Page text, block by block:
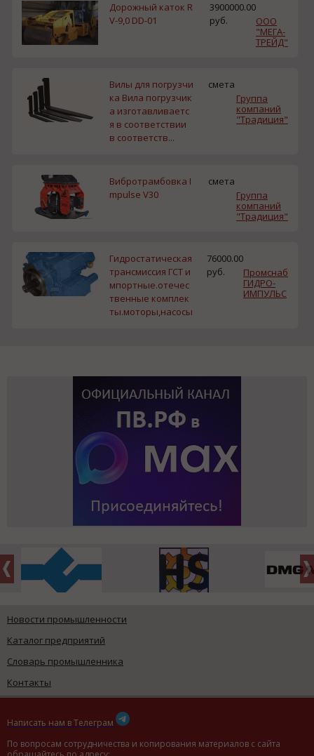
Дорожный каток R
V-9,0 DD-01
3900000.00
руб.
ООО
"МЕГА-
ТРЕЙД"
Вилы для погрузчи
ка Вила погрузчик
а изготавливаетс
я в соответствии
в соответств...
смета
Группа
компаний
"Традиция"
Вибротрамбовка I
mpulse V30
смета
Группа
компаний
"Традиция"
Гидростатическая
трансмиссия ГСТ и
мпортные.отечес
твенные комплек
ты.моторы,насосы
76000.00
руб.
Промснаб
ГИДРО-
ИМПУЛЬС
Новости промышленности
Каталог предприятий
Словарь промышленника
Контакты
Написать нам в Телеграм
По вопросам сотрудничества и копирования материалов с сайта